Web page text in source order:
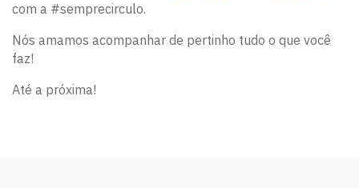
com a #semprecirculo.
Nós amamos acompanhar de pertinho tudo o que você
faz!
Até a próxima!